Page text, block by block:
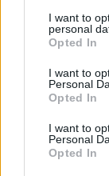
not limited to
grant or deny
use your data
consent section.
I want to
personal
Opted In
I want to
Personal
Opted In
I want to
Personal
Opted In
Elsősorban saját
körülmények
részletek
előző hírek